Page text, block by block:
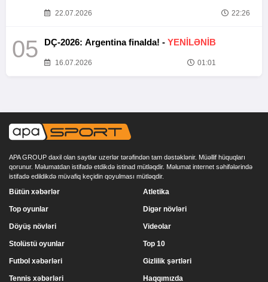
22.07.2026 22:26
05 DÇ-2026: Argentina finalda! - YENİLƏNİB
16.07.2026 01:01
APA GROUP daxil olan saytlar uzerlər tərəfindən tam dəstəklənir. Müəllif hüquqları
qorunur. Məlumatdan istifadə etdikdə istinad mütləqdir. Məlumat internet səhifələrində
istifadə edildikdə müvafiq keçidin qoyulması mütləqdir.
Bütün xəbərlər
Top oyunlar
Döyüş növləri
Stolüstü oyunlar
Atletika
Digər növləri
Videolar
Top 10
Futbol xəbərləri
Tennis xəbərləri
Gizlilik şərtləri
Haqqımızda